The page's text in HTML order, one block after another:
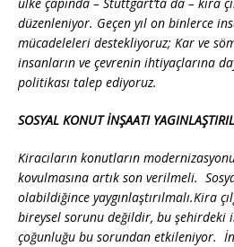
düzenleniyor. Geçen yıl on binlerce
mücadeleleri destekliyoruz; Kar ve
insanların ve çevrenin ihtiyaçlarına
politikası talep ediyoruz.
SOSYAL KONUT İNŞAATI
Kiracıların konutların
kovulmasına artık son verilmeli.
olabildiğince yaygınlaştırılmalı.Kira
bireysel sorunu değildir, bu şehirdeki
çoğunluğu bu sorundan etkileniyor.